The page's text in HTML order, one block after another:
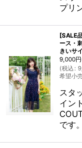
プリ
[SALE
ース・
きいサ
9,000円
(税込:
希望小
スタ
イン
です